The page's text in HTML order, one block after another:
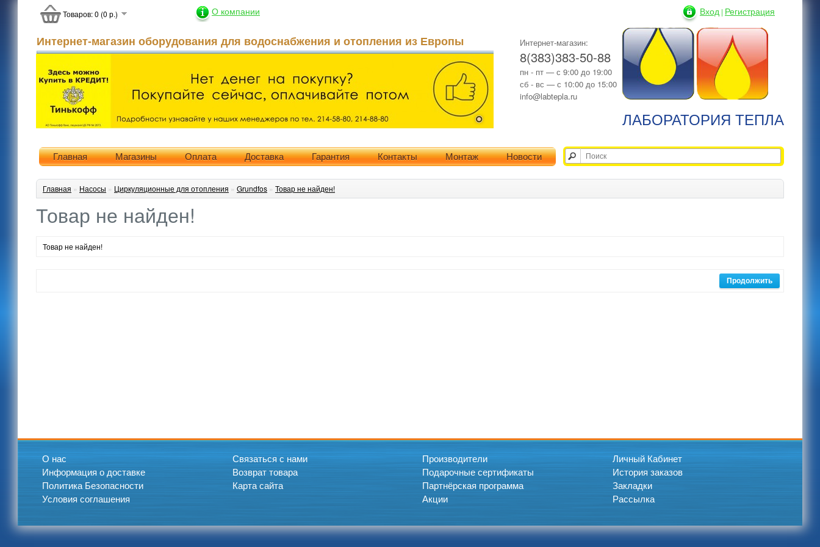
ЛАБОРАТОРИЯ ТЕПЛА
Интернет-магазин:
8(383)383-50-88
пн - пт — с 9:00 до 19:00
сб - вс — с 10:00 до 15:00
info@labtepla.ru
О компании
Интернет-магазин оборудования для водоснабжения и отопления из Европы
Товаров: 0 (0 р.) Вход | Регистрация
Главная Магазины Оплата Доставка Гарантия Контакты Монтаж Новости
Главная » Насосы » Циркуляционные для отопления » Grundfos » Товар не найден!
Товар не найден!
Товар не найден!
Продолжить
О нас
Информация о доставке
Политика Безопасности
Условия соглашения
Связаться с нами
Возврат товара
Карта сайта
Производители
Подарочные сертификаты
Партнёрская программа
Акции
Личный Кабинет
История заказов
Закладки
Рассылка